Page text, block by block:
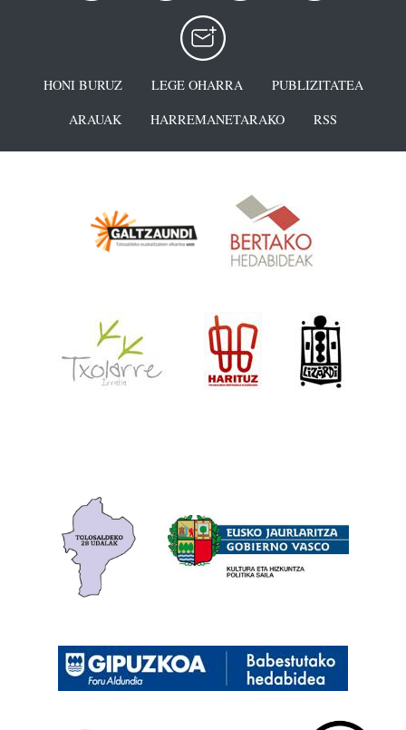
HONI BURUZ LEGE OHARRA
PUBLIZITATEA
ARAUAK
HARREMANETARAKO RSS